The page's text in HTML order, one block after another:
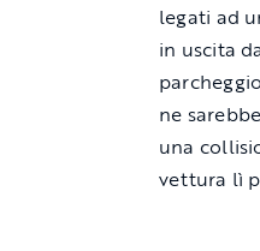
legati ad
in uscita
ne
una
vettura lì